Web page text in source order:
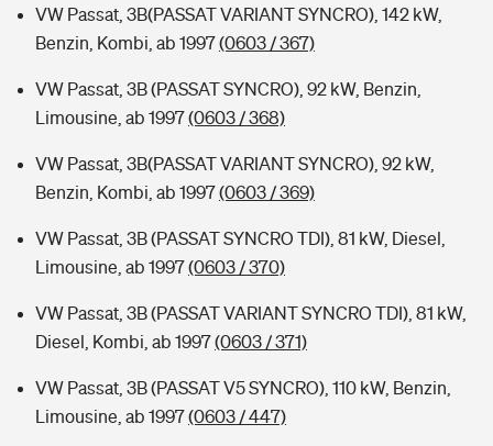
VW Passat, 3B(PASSAT VARIANT SYNCRO), 142 kW,
Benzin, Kombi, ab 1997(0603 / 367)
VW Passat, 3B (PASSAT SYNCRO), 92 kW, Benzin,
Limousine, ab 1997(0603 / 368)
VW Passat, 3B(PASSAT VARIANT SYNCRO), 92 kW,
Benzin, Kombi, ab 1997(0603 / 369)
VW Passat, 3B (PASSAT SYNCRO TDI), 81 kW, Diesel,
Limousine, ab 1997(0603 / 370)
VW Passat, 3B (PASSAT VARIANT SYNCRO TDI), 81 kW,
Diesel, Kombi, ab 1997(0603 / 371)
VW Passat, 3B (PASSAT V5 SYNCRO), 110 kW, Benzin,
Limousine, ab 1997(0603 / 447)